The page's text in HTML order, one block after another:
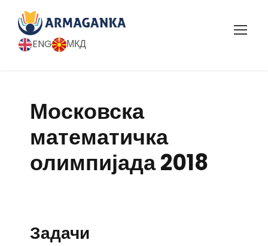
ENG МКД
Московска
математичка
олимпијада 2018
Задачи